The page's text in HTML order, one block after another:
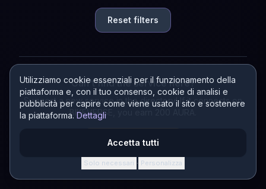
Utilizziamo cookie essenziali per il funzionamento della
piattaforma e, con il tuo consenso, cookie di analisi e
pubblicità per capire come viene usato il sito e sostenere
la piattaforma. Dettagli
Accetta tutti
Solo necessari · Personalizza
Reset filters
Can't find the service here?
Suggest a new service in the directory! If it connects on
BIKEVERSE, you earn 200 AURA.
Suggest a service